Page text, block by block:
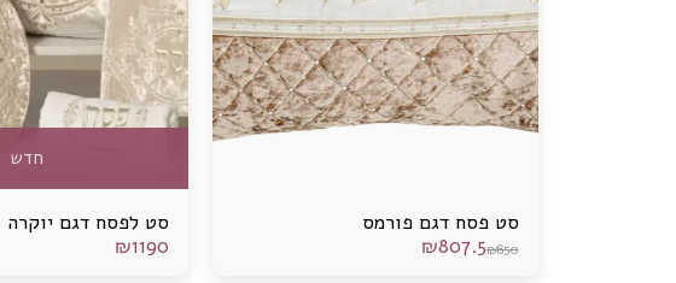
סט פסח דגם פורמס
₪850
₪807.5
חדש
סט לפסח דגם יוקרה
₪1190